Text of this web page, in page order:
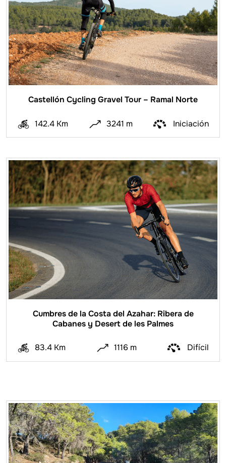
Castellón Cycling Gravel Tour – Ramal Norte
142.4 Km 3241 m Iniciación
Cumbres de la Costa del Azahar: Ribera de
Cabanes y Desert de les Palmes
83.4 Km 1116 m Difícil